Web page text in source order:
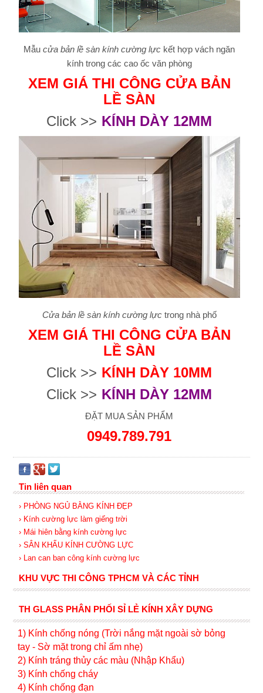
Mẫu cửa bản lề sàn kính cường lực kết hợp vách ngăn
kính trong các cao ốc văn phòng
XEM GIÁ THI CÔNG CỬA BẢN
LỀ SÀN
Click >> KÍNH DÀY 12MM
Cửa bản lề sàn kính cường lực trong nhà phố
XEM GIÁ THI CÔNG CỬA BẢN
LỀ SÀN
Click >> KÍNH DÀY 10MM
Click >> KÍNH DÀY 12MM
ĐẶT MUA SẢN PHẨM
0949.789.791
Tin liên quan
› PHÒNG NGỦ BẰNG KÍNH ĐẸP
› Kính cường lực làm giếng trời
› Mái hiên bằng kính cường lực
› SÂN KHẤU KÍNH CƯỜNG LỰC
› Lan can ban công kính cường lực
KHU VỰC THI CÔNG TPHCM VÀ CÁC TỈNH
TH GLASS PHÂN PHỐI SỈ LẺ KÍNH XÂY DỰNG
1) Kính chống nóng (Trời nắng mặt ngoài sờ bỏng
tay - Sờ mặt trong chỉ ấm nhẹ)
2) Kính tráng thủy các màu (Nhập Khẩu)
3) Kính chống cháy
4) Kính chống đạn